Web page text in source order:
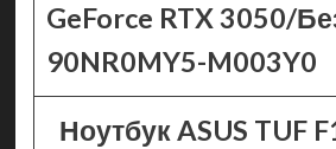
GeForce RTX 3050/
90NR0MY5-M003Y0
Ноутбук ASUS TUF